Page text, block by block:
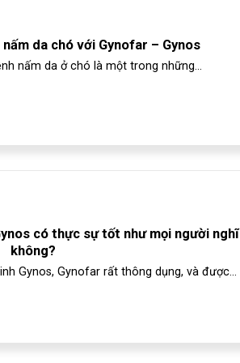
da chó với Gynofar – Gynos
nấm da ở chó là một trong những...
có thực sự tốt như mọi người nghĩ
không?
Gynos, Gynofar rất thông dụng, và được...